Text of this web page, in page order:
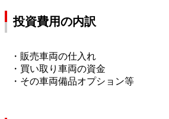
投資費用の内訳
・販売車両の仕入れ
・買い取り車両の資金
・その車両備品オプション等